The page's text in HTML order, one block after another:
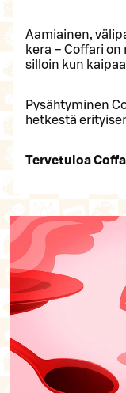
Aamiainen,
kera – Coffari
silloin kun
Pysähtyminen
hetkestä
Tervetuloa